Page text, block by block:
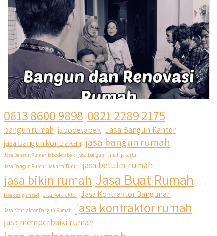
0813 8600 9898 0821 2289 2175
bangun rumah jabodetabek Jasa Bangun Kantor
jasa bangun kontrakan jasa bangun rumah
Jasa Bangun Rumah jabodetabek
jasa bangun rumah jakarta
Jasa Bangun Rumah Jakarta Timur
jasa betulin rumah
jasa bikin rumah Jasa Buat Rumah
jasa design fasad Jasa Kontraktor Jasa Kontraktor Bangunan
Jasa Kontraktor Bangun Rumah jasa kontraktor rumah
jasa memperbaiki rumah